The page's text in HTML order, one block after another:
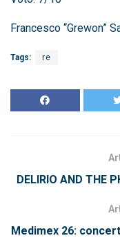
Francesco “Grewon”
Tags: re
DELIRIO AND THE
Medimex 26: